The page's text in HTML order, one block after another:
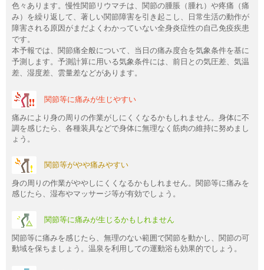
色々あります。慢性関節リウマチは、関節の腫脹（腫れ）や疼痛（痛
み）を繰り返して、著しい関節障害を引き起こし、日常生活の動作が
障害される原因がまだよくわかっていない全身炎症性の自己免疫疾患
です。
本予報では、関節痛全般について、当日の痛み度合を気象条件を基に
予測します。予測計算に用いる気象条件には、前日との気圧差、気温
差、湿度差、雲量差などがあります。
関節等に痛みが生じやすい
痛みにより身の周りの作業がしにくくなるかもしれません。身体に不
調を感じたら、各種装具などで身体に無理なく筋肉の維持に努めまし
ょう。
関節等がやや痛みやすい
身の周りの作業がややしにくくなるかもしれません。関節等に痛みを
感じたら、湿布やマッサージ等が有効でしょう。
関節等に痛みが生じるかもしれません
関節等に痛みを感じたら、無理のない範囲で関節を動かし、関節の可
動域を保ちましょう。温泉を利用しての運動浴も効果的でしょう。